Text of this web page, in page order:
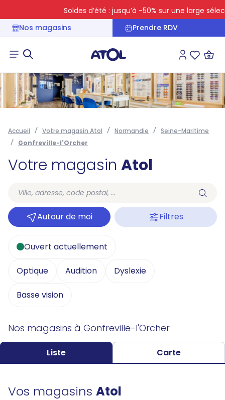
Soldes d’été : jusqu’à -50% sur une large
Nos magasins
Prendre RDV
Connexion
Accueil Votre magasin Atol Normandie
Seine-Maritime
Gonfreville-l'Orcher
Votre magasin Atol
Autour de moi Filtres
Ouvert actuellement
Optique Audition Dyslexie
Basse vision
Nos magasins à Gonfreville-l'Orcher
Liste Carte
Vos magasins Atol